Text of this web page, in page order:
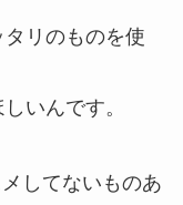
リのものを使
いんです。
してないものあ